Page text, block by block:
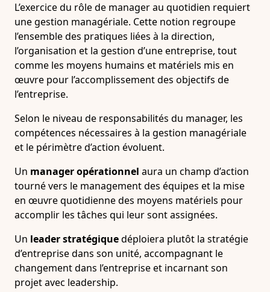
L’exercice du rôle de manager au quotidien requiert
une gestion managériale. Cette notion regroupe
l’ensemble des pratiques liées à la direction,
l’organisation et la gestion d’une entreprise, tout
comme les moyens humains et matériels mis en
œuvre pour l’accomplissement des objectifs de
l’entreprise.
Selon le niveau de responsabilités du manager, les
compétences nécessaires à la gestion managériale
et le périmètre d’action évoluent.
Un manager opérationnel aura un champ d’action
tourné vers le management des équipes et la mise
en œuvre quotidienne des moyens matériels pour
accomplir les tâches qui leur sont assignées.
Un leader stratégiquedéploiera plutôt la stratégie
d’entreprise dans son unité, accompagnant le
changement dans l’entreprise et incarnant son
projet avec leadership.